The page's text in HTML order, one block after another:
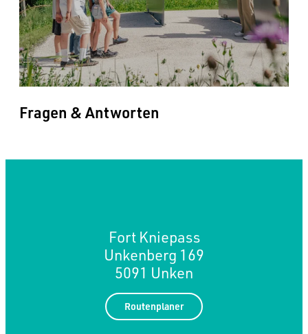
Fragen & Antworten
Fort Kniepass
Unkenberg 169
5091 Unken
Routenplaner